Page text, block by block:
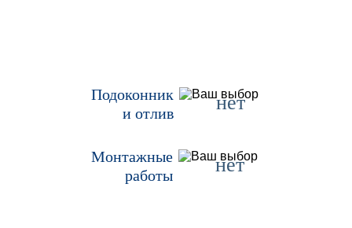
Подоконник
и отлив
нет
Монтажные
работы
нет